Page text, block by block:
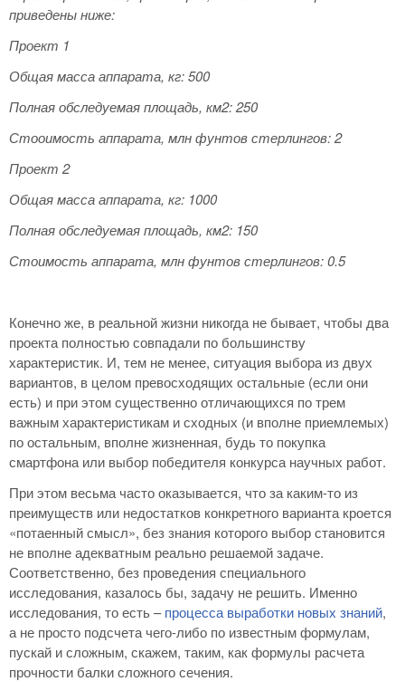
приведены ниже:
Проект 1
Общая масса аппарата, кг: 500
Полная обследуемая площадь, км2: 250
Стооимость аппарата, млн фунтов стерлингов: 2
Проект 2
Общая масса аппарата, кг: 1000
Полная обследуемая площадь, км2: 150
Стоимость аппарата, млн фунтов стерлингов: 0.5
Конечно же, в реальной жизни никогда не бывает, чтобы два
проекта полностью совпадали по большинству
характеристик. И, тем не менее, ситуация выбора из двух
вариантов, в целом превосходящих остальные (если они
есть) и при этом существенно отличающихся по трем
важным характеристикам и сходных (и вполне приемлемых)
по остальным, вполне жизненная, будь то покупка
смартфона или выбор победителя конкурса научных работ.
При этом весьма часто оказывается, что за каким-то из
преимуществ или недостатков конкретного варианта кроется
«потаенный смысл», без знания которого выбор становится
не вполне адекватным реально решаемой задаче.
Соответственно, без проведения специального
исследования, казалось бы, задачу не решить. Именно
исследования, то есть –процесса выработки новых знаний,
а не просто подсчета чего-либо по известным формулам,
пускай и сложным, скажем, таким, как формулы расчета
прочности балки сложного сечения.